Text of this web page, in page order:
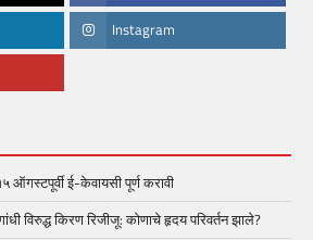
Instagram
ऑगस्टपूर्वी ई-केवायसी पूर्ण करावी
विरुद्ध किरण रिजीजू: कोणाचे हृदय परिवर्तन झाले?